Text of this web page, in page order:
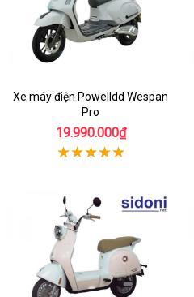
Xe máy điện Powelldd Wespan
Pro
19.990.000₫